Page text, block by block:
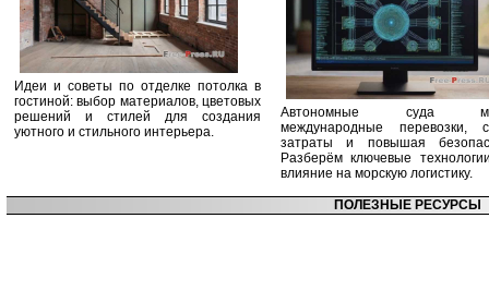
Идеи и советы по отделке потолка в
гостиной: выбор материалов, цветовых
решений и стилей для создания
уютного и стильного интерьера.
Автономные суда
международные перевозки,
затраты и повышая
Разберём ключевые
влияние на морскую логистику.
ПОЛЕЗНЫЕ РЕСУРСЫ